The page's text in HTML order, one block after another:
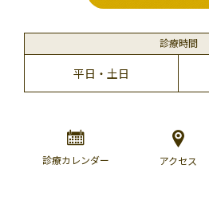
診療時間
平日・土日
診療カレンダー アクセス